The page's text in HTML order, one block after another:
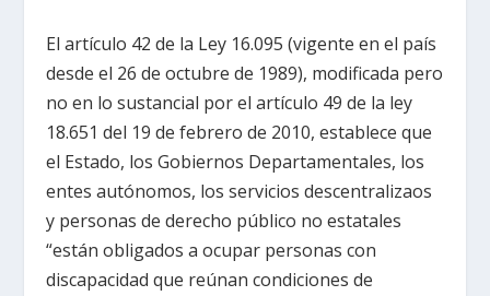
El artículo 42 de la Ley 16.095 (vigente en el país
desde el 26 de octubre de 1989), modificada pero
no en lo sustancial por el artículo 49 de la ley
18.651 del 19 de febrero de 2010, establece que
el Estado, los Gobiernos Departamentales, los
entes autónomos, los servicios descentralizaos
y personas de derecho público no estatales
“están obligados a ocupar personas con
discapacidad que reúnan condiciones de